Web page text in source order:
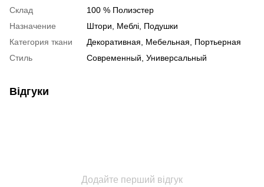
Склад
100 % Полиэстер
Назначение
Штори, Меблі, Подушки
Категория ткани
Декоративная, Мебельная, Портьерная
Стиль
Современный, Универсальный
Відгуки
Додайте перший відгук